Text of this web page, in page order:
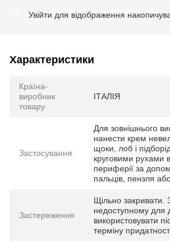
Увійти для відображення
Характеристики
Країна-
виробник
товару
ІТАЛІЯ
Застосування
Для зовнішнього
нанести крем
щоки, лоб і
круговими рухами
периферії за
пальців, пензля
Застереження
Щільно закривати.
недоступному для
використовувати
терміну